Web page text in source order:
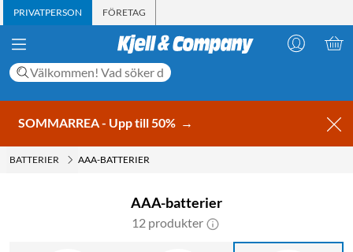
PRIVATPERSON FÖRETAG
SOMMARREA - Upp till 50% →
BATTERIER AAA-BATTERIER
AAA-batterier
12 produkter